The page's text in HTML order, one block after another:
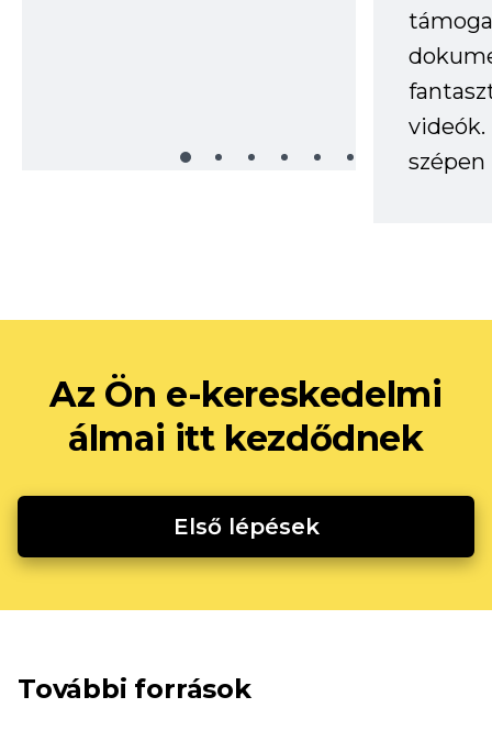
videók.
Az Ön e-kereskedelmi
álmai itt kezdődnek
Első lépések
További források